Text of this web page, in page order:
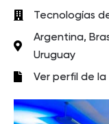
Tecnologías
Argentina,
Uruguay
Ver perfil de